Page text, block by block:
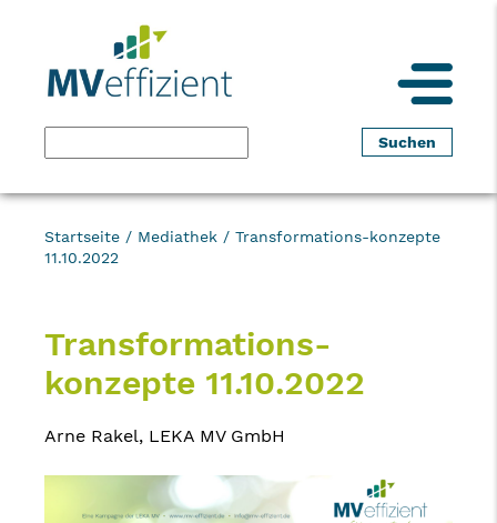
Startseite / Mediathek / Transformations-konzepte
11.10.2022
Transformations-
konzepte 11.10.2022
Arne Rakel, LEKA MV GmbH